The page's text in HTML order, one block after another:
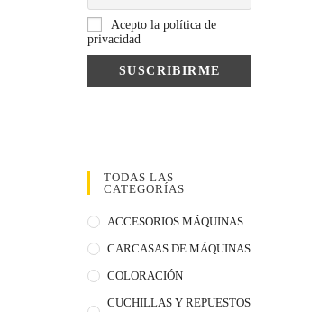
Acepto la política de
privacidad
TODAS LAS
CATEGORÍAS
ACCESORIOS MÁQUINAS
CARCASAS DE MÁQUINAS
COLORACIÓN
CUCHILLAS Y REPUESTOS